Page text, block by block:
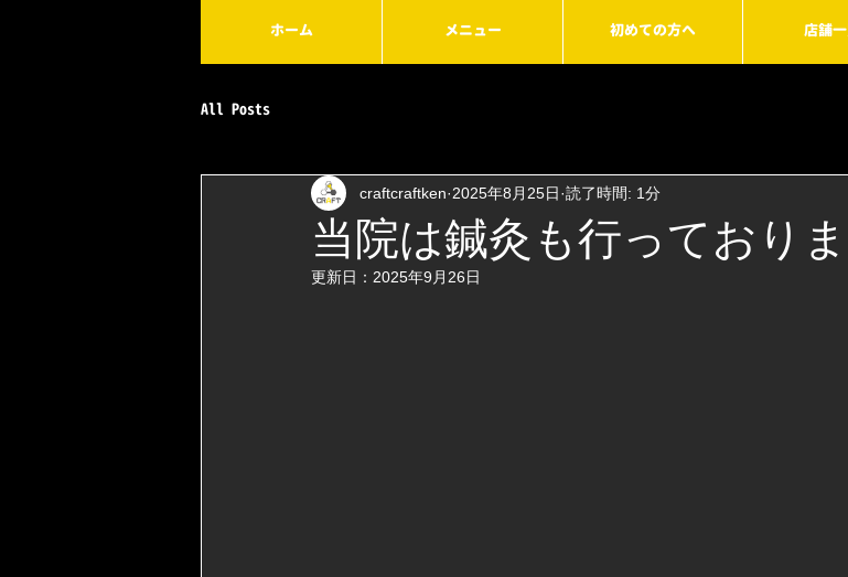
ホーム メニュー 初めての方へ 店舗
All Posts
当院は鍼灸も行っており
craftcraftken 2025年8月25日 読了時間: 1分
更新日： 2025年9月26日